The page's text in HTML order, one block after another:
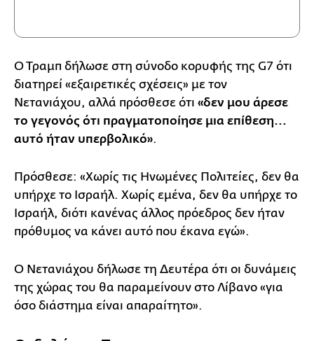
Ο Τραμπ δήλωσε στη σύνοδο κορυφής της G7 ότι
διατηρεί «εξαιρετικές σχέσεις» με τον
Νετανιάχου, αλλά πρόσθεσε ότι «δεν μου άρεσε
το γεγονός ότι πραγματοποίησε μια επίθεση...
αυτό ήταν υπερβολικό».
Πρόσθεσε: «Χωρίς τις Ηνωμένες Πολιτείες, δεν θα
υπήρχε το Ισραήλ. Χωρίς εμένα, δεν θα υπήρχε το
Ισραήλ, διότι κανένας άλλος πρόεδρος δεν ήταν
πρόθυμος να κάνει αυτό που έκανα εγώ».
Ο Νετανιάχου δήλωσε τη Δευτέρα ότι οι δυνάμεις
της χώρας του θα παραμείνουν στο Λίβανο «για
όσο διάστημα είναι απαραίτητο».